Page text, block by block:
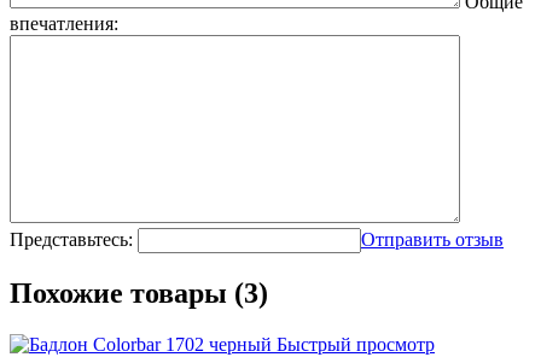
впечатления:
Представьтесь: Отправить отзыв
Похожие товары (3)
Быстрый просмотр